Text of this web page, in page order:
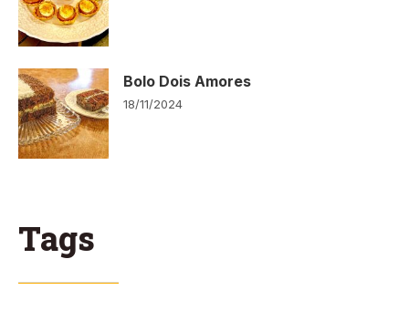
Bolo Dois Amores
18/11/2024
Tags